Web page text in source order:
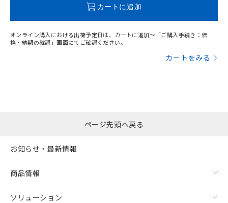
カートに追加
オンライン購入における出荷予定日は、カートに追加～「ご購入手続き：価
格・納期の確認」画面にてご確認ください。
カートをみる
ページ先頭へ戻る
お知らせ・最新情報
商品情報
ソリューション